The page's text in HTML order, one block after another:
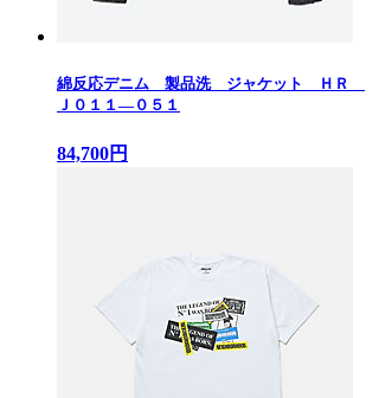
綿反応デニム 製品洗 ジャケット ＨＲ
Ｊ０１１—０５１
84,700円